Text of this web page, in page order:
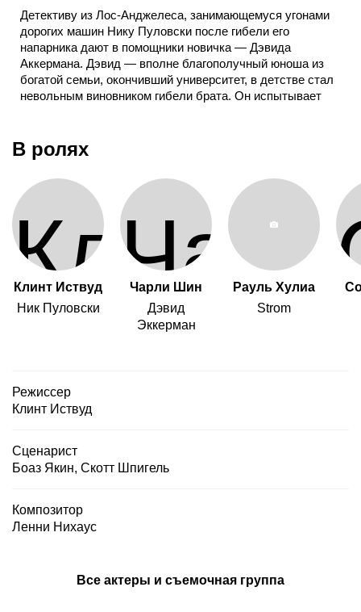
Детективу из Лос-Анджелеса, занимающемуся угонами
дорогих машин Нику Пуловски после гибели его
напарника дают в помощники новичка — Дэвида
Аккермана. Дэвид — вполне благополучный юноша из
богатой семьи, окончивший университет, в детстве стал
невольным виновником гибели брата. Он испытывает
Переплет, в который они с Ником попадают, преследуя
главаря банды угонщиков Строма, заставляют его
побороть страх. Рискуя жизнью, Дэвид в одиночку идет
на выручку Нику, которого Стром взял в заложники. Он
не только помогает Нику избежать гибели, но вдвоем они
расправляются с бандой и ее главарем…
В ролях
Клинт Иствуд
Ник Пуловски
Чарли Шин
Дэвид
Эккерман
Рауль Хулиа
Strom
Режиссер
Клинт Иствуд
Сценарист
Боаз Якин, Скотт Шпигель
Композитор
Ленни Нихаус
Все актеры и съемочная группа